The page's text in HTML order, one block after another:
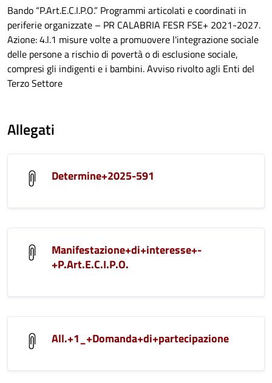
Bando “P.Art.E.C.I.P.O.” Programmi articolati e coordinati in
periferie organizzate – PR CALABRIA FESR FSE+ 2021-2027.
Azione: 4.l.1 misure volte a promuovere l'integrazione sociale
delle persone a rischio di povertà o di esclusione sociale,
compresi gli indigenti e i bambini. Avviso rivolto agli Enti del
Terzo Settore
Allegati
Determine+2025-591
Manifestazione+di+interesse+-
+P.Art.E.C.I.P.O.
All.+1_+Domanda+di+partecipazione